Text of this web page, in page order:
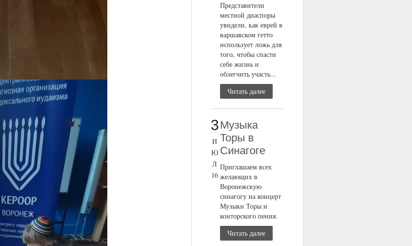
Представители
местной диаспоры
увидели, как еврей в
варшавском гетто
использует ложь для
того, чтобы спасти
себе жизнь и
облегчить участь...
Читать далее
3
И
Ю
Л
16
Музыка
Торы в
Синагоге
Приглашаем всех
желающих в
Воронежскую
синагогу на концерт
Музыки Торы и
конторского пения.
Читать далее